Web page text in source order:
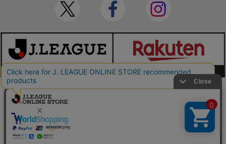
本サイトで使用している文章・画像等の無断での複製・転載を禁止します。
© JAPAN PROFESSIONAL FOOTBALL LEAGUE Rakuten Group, Inc. ALL RIGHTS RE